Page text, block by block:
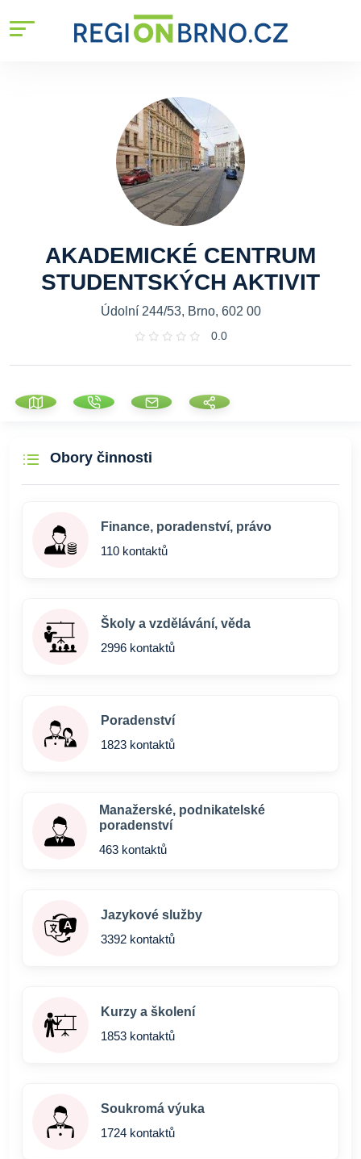
AKADEMICKÉ CENTRUM
STUDENTSKÝCH AKTIVIT
Údolní 244/53, Brno, 602 00
0.0
Obory činnosti
Finance, poradenství, právo
110 kontaktů
Školy a vzdělávání, věda
2996 kontaktů
Poradenství
1823 kontaktů
Manažerské, podnikatelské
poradenství
463 kontaktů
Jazykové služby
3392 kontaktů
Kurzy a školení
1853 kontaktů
Soukromá výuka
1724 kontaktů